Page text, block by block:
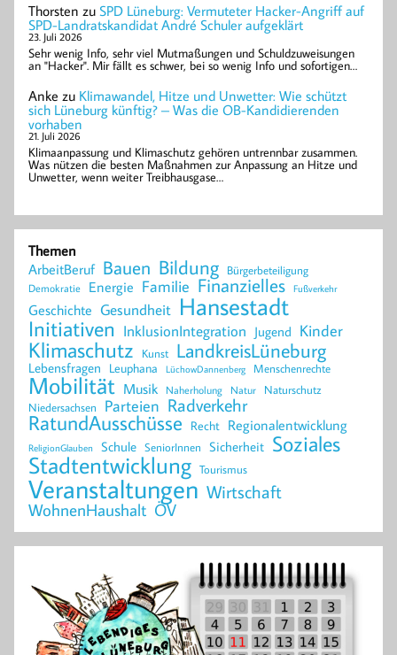
Thorsten zu SPD Lüneburg: Vermuteter Hacker-Angriff auf
SPD-Landratskandidat André Schuler aufgeklärt
23. Juli 2026
Sehr wenig Info, sehr viel Mutmaßungen und Schuldzuweisungen
an "Hacker". Mir fällt es schwer, bei so wenig Info und sofortigen…
Anke zu Klimawandel, Hitze und Unwetter: Wie schützt
sich Lüneburg künftig? – Was die OB-Kandidierenden
vorhaben
21. Juli 2026
Klimaanpassung und Klimaschutz gehören untrennbar zusammen.
Was nützen die besten Maßnahmen zur Anpassung an Hitze und
Unwetter, wenn weiter Treibhausgase…
Themen
ArbeitBeruf Bauen Bildung Bürgerbeteiligung
Demokratie Energie Familie Finanzielles Fußverkehr
Geschichte Gesundheit Hansestadt
Initiativen InklusionIntegration Jugend Kinder
Klimaschutz Kunst LandkreisLüneburg
Lebensfragen Leuphana LüchowDannenberg Menschenrechte
Mobilität Musik Naherholung Natur Naturschutz
Niedersachsen Parteien Radverkehr
RatundAusschüsse Recht Regionalentwicklung
ReligionGlauben Schule SeniorInnen Sicherheit Soziales
Stadtentwicklung Tourismus
Veranstaltungen Wirtschaft
WohnenHaushalt ÖV